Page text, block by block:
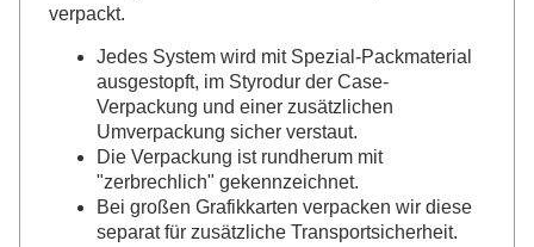
verpackt.
Jedes System wird mit Spezial-Packmaterial
ausgestopft, im Styrodur der Case-
Verpackung und einer zusätzlichen
Umverpackung sicher verstaut.
Die Verpackung ist rundherum mit
"zerbrechlich" gekennzeichnet.
Bei großen Grafikkarten verpacken wir diese
separat für zusätzliche Transportsicherheit.